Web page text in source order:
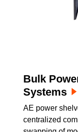
Bulk
Systems
AE power
centralized